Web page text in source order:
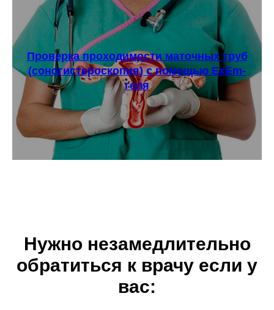
Проверка проходимости маточных труб
(соногистероскопия) с помощью ExEm-
геля
Нужно незамедлительно
обратиться к врачу если у
вас: